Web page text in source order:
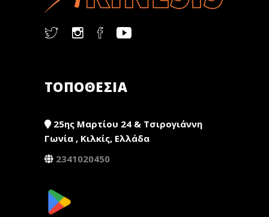
ΤΟΠΟΘΕΣΙΑ
25ης Μαρτίου 24 & Τσιρογιάννη
Γωνία , Κιλκίς, Ελλάδα
2341020450